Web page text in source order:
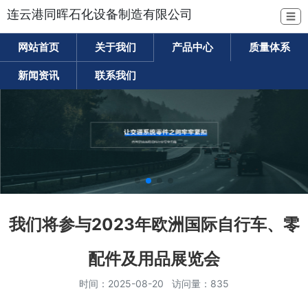
连云港同晖石化设备制造有限公司 ☰
网站首页 关于我们 产品中心 质量体系
新闻资讯 联系我们
我们将参与2023年欧洲国际自行车、零
配件及用品展览会
时间：2025-08-20 访问量：835